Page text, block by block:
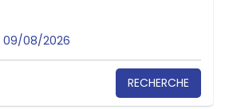
09/08/2026
RECHERCHE